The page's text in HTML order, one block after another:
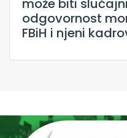
može biti
odgovornost
FBiH i njeni